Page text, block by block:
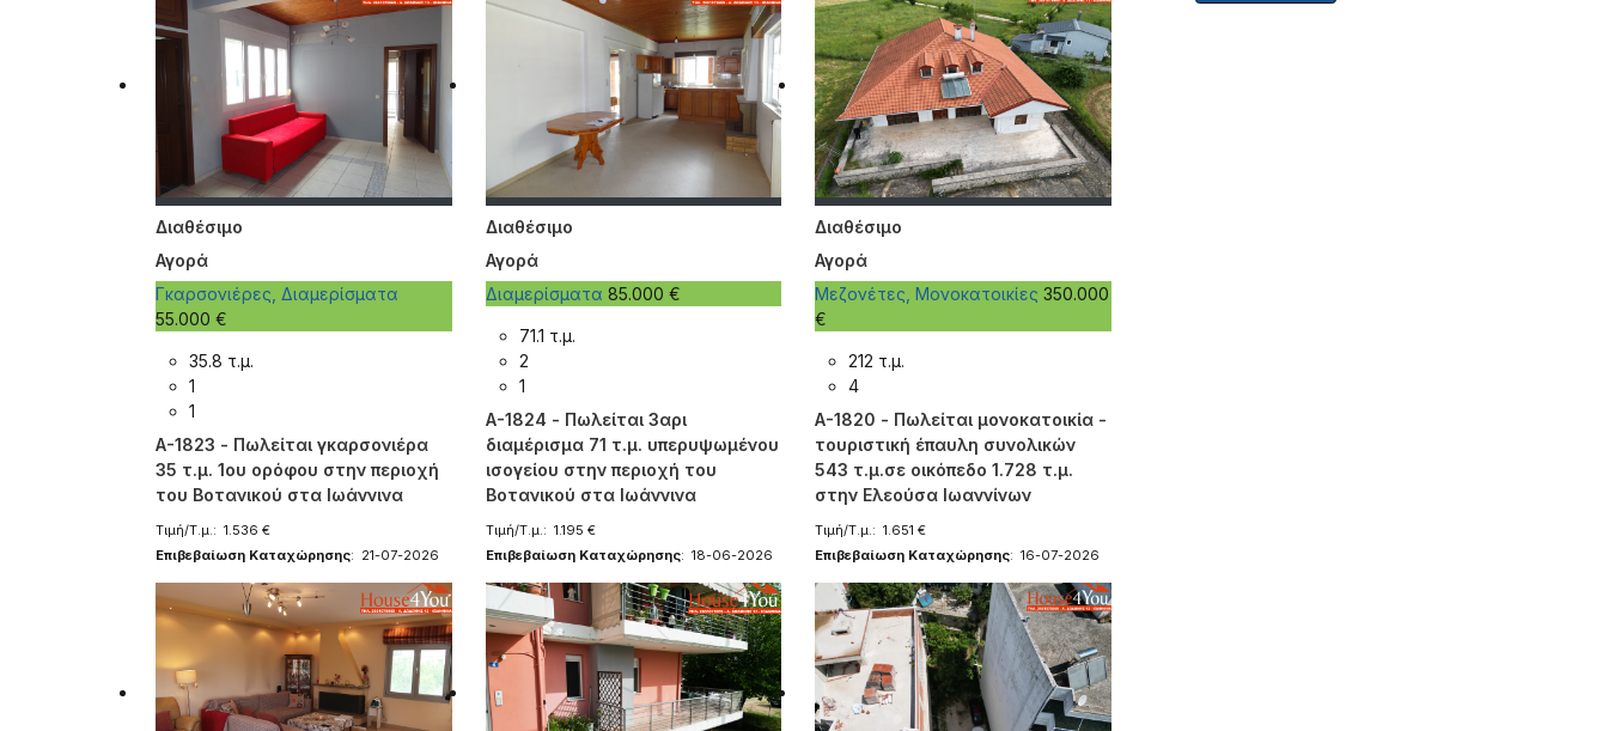
Διαθέσιμο
Αγορά
Γκαρσονιέρες, Διαμερίσματα
55.000 €
35.8 τ.μ.
1
1
A-1823 - Πωλείται γκαρσονιέρα
35 τ.μ. 1ου ορόφου στην περιοχή
του Βοτανικού στα Ιωάννινα
Τιμή/Τ.μ.: 1.536 €
Επιβεβαίωση Καταχώρησης: 21-07-2026
Διαθέσιμο
Αγορά
Διαμερίσματα 85.000 €
71.1 τ.μ.
2
1
A-1824 - Πωλείται 3αρι
διαμέρισμα 71 τ.μ. υπερυψωμένου
ισογείου στην περιοχή του
Βοτανικού στα Ιωάννινα
Τιμή/Τ.μ.: 1.195 €
Επιβεβαίωση Καταχώρησης: 18-06-2026
Διαθέσιμο
Αγορά
Μεζονέτες, Μονοκατοικίες350.000
€
212 τ.μ.
4
A-1820 - Πωλείται μονοκατοικία -
τουριστική έπαυλη συνολικών
543 τ.μ.σε οικόπεδο 1.728 τ.μ.
στην Ελεούσα Ιωαννίνων
Τιμή/Τ.μ.: 1.651 €
Επιβεβαίωση Καταχώρησης: 16-07-2026